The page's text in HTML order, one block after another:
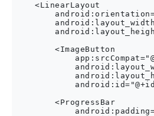
    <LinearLayout
        <ImageButton
        <ProgressBar